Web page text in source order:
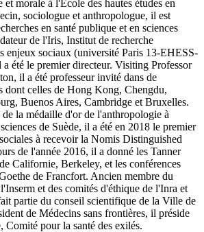
morale à l'École des hautes études en
sociologue et anthropologue, il est
en santé publique et en sciences
de l'Iris, Institut de recherche
enjeux sociaux (université Paris 13-EHESS-
été le premier directeur. Visiting Professor
il a été professeur invité dans de
dont celles de Hong Kong, Chengdu,
Buenos Aires, Cambridge et Bruxelles.
la médaille d'or de l'anthropologie à
de Suède, il a été en 2018 le premier
à recevoir la Nomis Distinguished
de l'année 2016, il a donné les Tanner
Californie, Berkeley, et les conférences
de Francfort. Ancien membre du
et des comités d'éthique de l'Inra et
partie du conseil scientifique de la Ville de
de Médecins sans frontières, il préside
Comité pour la santé des exilés.